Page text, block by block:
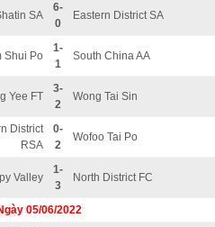
SA
6-
0
Eastern District SA
Shui Po
1-
1
South China AA
Yee FT
3-
2
Wong Tai Sin
District
RSA
0-
2
Wofoo Tai Po
Valley
1-
3
North District FC
05/06/2022